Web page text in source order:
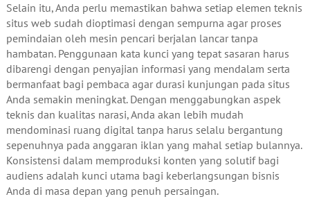
Selain itu, Anda perlu memastikan bahwa setiap elemen teknis
situs web sudah dioptimasi dengan sempurna agar proses
pemindaian oleh mesin pencari berjalan lancar tanpa
hambatan. Penggunaan kata kunci yang tepat sasaran harus
dibarengi dengan penyajian informasi yang mendalam serta
bermanfaat bagi pembaca agar durasi kunjungan pada situs
Anda semakin meningkat. Dengan menggabungkan aspek
teknis dan kualitas narasi, Anda akan lebih mudah
mendominasi ruang digital tanpa harus selalu bergantung
sepenuhnya pada anggaran iklan yang mahal setiap bulannya.
Konsistensi dalam memproduksi konten yang solutif bagi
audiens adalah kunci utama bagi keberlangsungan bisnis
Anda di masa depan yang penuh persaingan.